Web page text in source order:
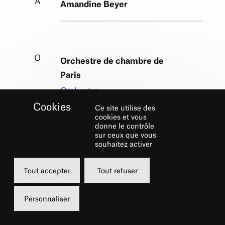
Amandine Beyer
O
Orchestre de chambre de
Paris
Orchestre
Ce site utilise des
cookies et vous
donne le contrôle
sur ceux que vous
souhaitez activer
Tout accepter Tout refuser
Personnaliser